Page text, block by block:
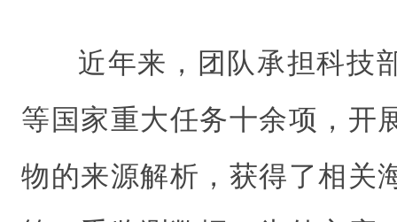
近年来，团队承担科技
等国家重大任务十余项，开
物的来源解析，获得了相关